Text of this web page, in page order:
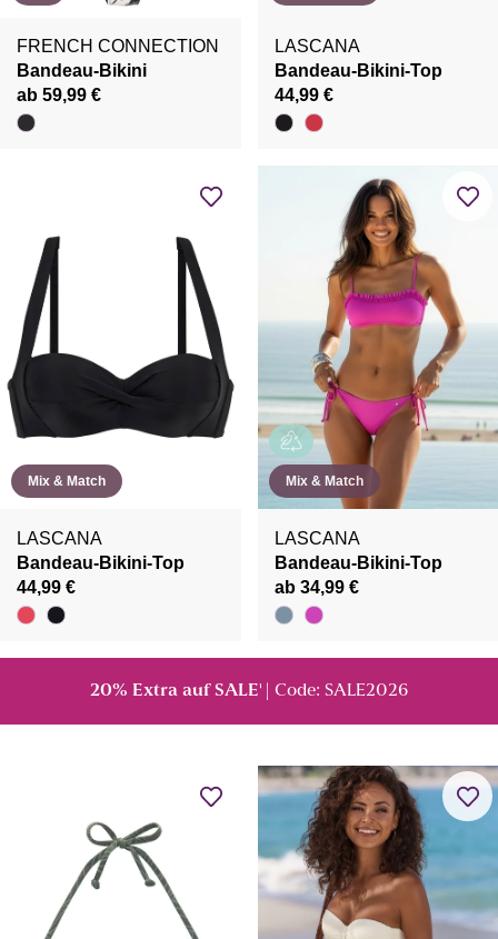
FRENCH CONNECTION
Bandeau-Bikini
ab 59,99 €
LASCANA
Bandeau-Bikini-Top
44,99 €
Mix & Match
LASCANA
Bandeau-Bikini-Top
44,99 €
Mix & Match
LASCANA
Bandeau-Bikini-Top
ab 34,99 €
20% Extra auf SALE ¹ | Code: SALE2026